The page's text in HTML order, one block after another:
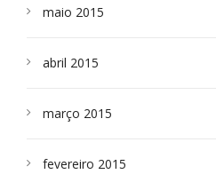
maio 2015
abril 2015
março 2015
fevereiro 2015